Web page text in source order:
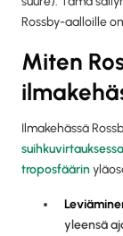
Rossby-aalloille
Miten
Ilmakehässä
suihkuvirtauksessa
troposfäärin
yleensä